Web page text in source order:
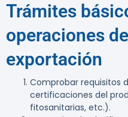
Trámites
operaciones
exportación
Comprobar requisitos
certificaciones del
fitosanitarias, etc.).